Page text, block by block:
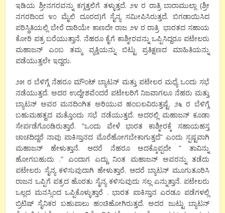
ಇಡಿಯ ಶ್ರೀನಗರವನ್ನು ಕಗ್ಗತ್ತಲಿಗೆ ತಳ್ಳುತ್ತದೆ. ೨೪ ರ ರಾತ್ರಿ ಬಾರಾಮುಲ್ಲಾ (ಶ್ರೀ
ನಗರದಿಂದ ೪೦ ಮೈಲಿ ದೂರದ)ಗೆ ಸೈನ್ಯ ಸಮೀಪಿಸಿರುತ್ತದೆ. ಬಿಗಡಾಯಿಸಿದ
ಪರಿಸ್ಥಿತಿಯಲ್ಲಿ ಬೇರೆ ದಾರಿಯೇ ಕಾಣದೇ ರಾಜ ೨೪ ರ ರಾತ್ರಿ ಭಾರತದ ಸಹಾಯ
ಕೋರಿ ಪತ್ರ ಬರೆಯುತ್ತಾನೆ. ನೆಹರೂ ಕೈಗೆ ಕಾಶ್ಮೀರವನ್ನು ಒಪ್ಪಿಸಿದ್ದರೂ ಪಟೇಲರು
ಮಹಾಜನ್ ಎಂಬ ತಮ್ಮ ವ್ಯಕ್ತಿಯನ್ನು ಬಿಟ್ಟು ಪ್ರತಿಕ್ಷಣದ ಮಾಹಿತಿಯನ್ನು
ಪಡೆಯುತ್ತಲೇ ಇದ್ದರು.
೨೫ ರ ಬೆಳಿಗ್ಗೆ ನೆಹರೂ ಮೌಂಟ್ ಬ್ಯಾಟನ್ ಮತ್ತು ಪಟೇಲರ ಮಧ್ಯೆ ಒಂದು ಸಭೆ
ನಡೆಯುತ್ತದೆ. ಅದರ ಉದ್ದೇಶವೆಂದರೆ ಪಟೇಲರಿಗೆ ನಿಜವಾಗಲೂ ನೆಹರು ಮತ್ತು
ಬ್ಯಾಟನ್ ಅವರ ಮನದಿಂಗಿತ ಅರಿಯುವ ಹಂಬಲವಿರುತ್ತಷ್ಟೆ. ೨೬ ರ ಬೆಳಿಗ್ಗೆ
ಬಹುಮಹತ್ವದ ಮತ್ತೊಂದು ಸಭೆ ನಡೆಯುತ್ತದೆ. ಅದರಲ್ಲಿ ಮಹಾಜನ್ ಕೂಡಾ
ಸೇರ್ಪಡೆಗೊಂಡಿರುತ್ತಾರೆ. “ಒಂದು ವೇಳೆ ಭಾರತ ಕಾಶ್ಮೀರಕ್ಕೆ ಸಹಾಯಹಸ್ತ
ಚಾಚದಿದ್ದರೆ ನಾವು ಪಾಕಿಸ್ತಾನದ ಮೊರೆಹೋಗಬೇಕಾಗುತ್ತದೆ” ಎಂದು ಸ್ಪಷ್ಟವಾಗಿ
ಮಹಾಜನ್ ಹೇಳುತ್ತಾನೆ. ಆದರೆ ನೆಹರೂ ಅದಕ್ಕೊಪ್ಪದೇ ” ತಾವಿನ್ನು
ಹೋಗಬಹುದು .” ಎಂದಾಗ ಎದ್ದು ನಿಂತ ಮಹಾಜನ್ ಅವರನ್ನು ತಡೆದು
ಪಟೇಲರು ಸೈನ್ಯ ಕಳಿಸುವುದಾಗಿ ಹೇಳುತ್ತಾರೆ. ಆದರೆ ಬ್ಯಾಟನ್ ಮೂಗುತೂರಿಸಿ
ರಾಜನ ಒಪ್ಪಿಗೆ ಪತ್ರದ ಹೊರತು ಸೈನ್ಯ ಕಳಿಸುವುದು ಸಲ್ಲ ಎನ್ನುತ್ತಾನೆ. ಪಟೇಲರು
ಒಲ್ಲದ ಮನಸ್ಸಿಂದ ಒಪ್ಪಿಕೊಳ್ಳುತ್ತಾರೆ . ಭಾರತ ಪಾಕಿಸ್ತಾನ ಎರಡೂ ಪಡೆಗಳಲ್ಲಿ
ಬ್ರಿಟಿಷ್ ಸೈನಿಕರ ಬಹುಪಾಲು ಹಂಚಿಹೋಗಿರುತ್ತದೆ. ಅದರ ಜುಟ್ಟು ಬ್ಯಾಟನ್